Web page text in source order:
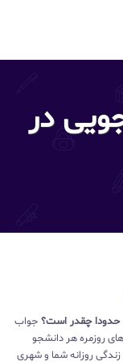
در
حدودا چقدر است؟جواب
روزمره هر دانشجو
روزانه‌ شما و شهری